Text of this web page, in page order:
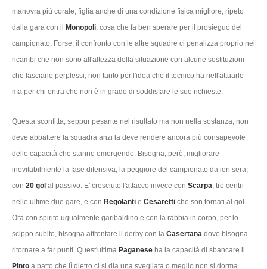
manovra più corale, figlia anche di una condizione fisica migliore, ripeto
dalla gara con il Monopoli , cosa che fa ben sperare per il prosieguo del
campionato. Forse, il confronto con le altre squadre ci penalizza proprio nei
ricambi che non sono all'altezza della situazione con alcune sostituzioni
che lasciano perplessi, non tanto per l'idea che il tecnico ha nell'attuarle
ma per chi entra che non è in grado di soddisfare le sue richieste.
Questa sconfitta, seppur pesante nel risultato ma non nella sostanza, non
deve abbattere la squadra anzi la deve rendere ancora più consapevole
delle capacità che stanno emergendo. Bisogna, però, migliorare
inevitabilmente la fase difensiva, la peggiore del campionato da ieri sera,
con 20 gol al passivo. E' cresciuto l'attacco invece con Scarpa , tre centri
nelle ultime due gare, e con Regolanti e Cesaretti che son tornati al gol.
Ora con spirito ugualmente garibaldino e con la rabbia in corpo, per lo
scippo subito, bisogna affrontare il derby con la Casertana dove bisogna
ritornare a far punti. Quest'ultima Paganese ha la capacità di sbancare il
Pinto a patto che lì dietro ci si dia una svegliata o meglio non si dorma.